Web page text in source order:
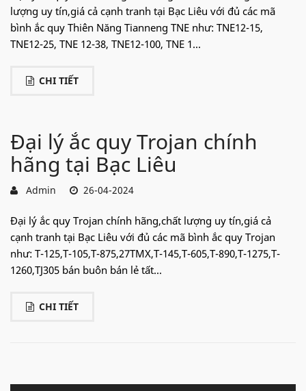
lượng uy tín,giá cả cạnh tranh tại Bạc Liêu với đủ các mã
bình ắc quy Thiên Năng Tianneng TNE như: TNE12-15,
TNE12-25, TNE 12-38, TNE12-100, TNE 1...
CHI TIẾT
Đại lý ắc quy Trojan chính
hãng tại Bạc Liêu
Admin 26-04-2024
Đại lý ắc quy Trojan chính hãng,chất lượng uy tín,giá cả
cạnh tranh tại Bạc Liêu với đủ các mã bình ắc quy Trojan
như: T-125,T-105,T-875,27TMX,T-145,T-605,T-890,T-1275,T-
1260,TJ305 bán buôn bán lẻ tất...
CHI TIẾT